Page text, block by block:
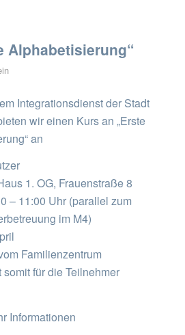
Alphabetisierung“
Integrationsdienst der Stadt
wir einen Kurs an „Erste
an
1. OG, Frauenstraße 8
– 11:00 Uhr (parallel zum
im M4)
Familienzentrum
für die Teilnehmer
Informationen